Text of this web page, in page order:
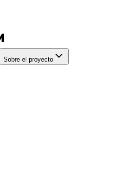
Sobre el proyecto